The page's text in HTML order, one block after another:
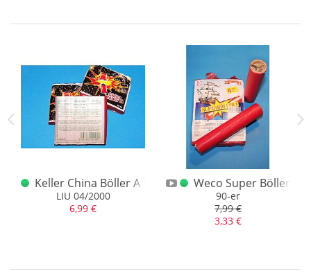
hingewiesen, diese Artikel fallen in die Rubrik
diese nicht mehr funktionieren und erst deshalb können wir
die Schönheiten abgeben. Die Gründe dafür sind
unterschiedlich und auch der Fall, dass eine Funktion nicht
ganz ausgeschlossen werden kann, bedeutet, dass wir Hand
anlegen müssten, wenn dem so ist. Bitte berücksichtigt dies
stets beim Kauf.
1. Keller Logo Anf. 90er
Keller Logo Anf. 90er J.
Keller China Böller A Münchhausen Cover Liu 2000
LIU 04/2000
6,99 €
Weco Super Böller I
90-er
7,99 €
3,33 €